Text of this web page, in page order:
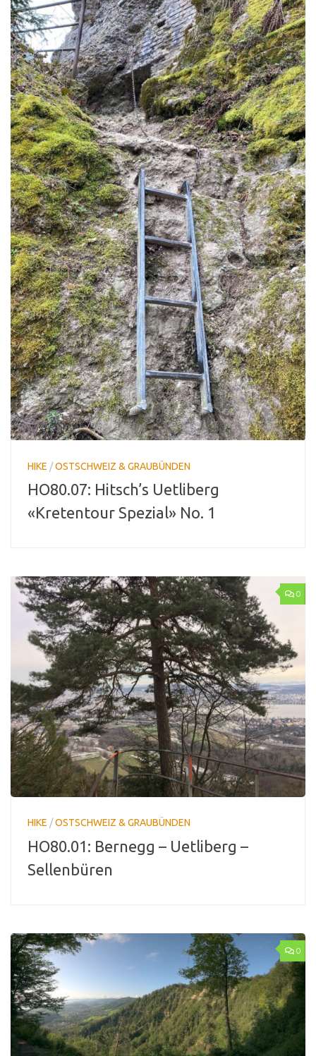
HIKE /OSTSCHWEIZ & GRAUBÜNDEN
HO80.07: Hitsch’s Uetliberg
«Kretentour Spezial» No. 1
0
HIKE /OSTSCHWEIZ & GRAUBÜNDEN
HO80.01: Bernegg – Uetliberg –
Sellenbüren
0